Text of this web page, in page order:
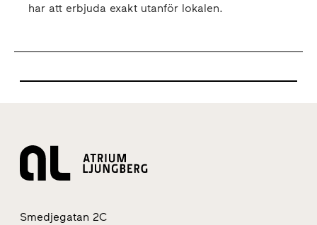
har att erbjuda exakt utanför lokalen.
Smedjegatan 2C